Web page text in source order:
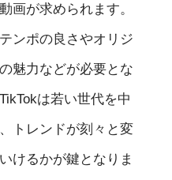
画が求められます。
ンポの良さやオリジ
魅力などが必要とな
は若い世代を中
トレンドが刻々と変
けるかが鍵となりま